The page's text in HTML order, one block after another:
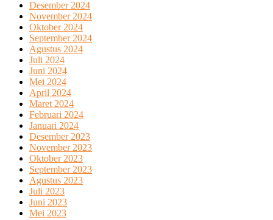
Desember 2024
November 2024
Oktober 2024
September 2024
Agustus 2024
Juli 2024
Juni 2024
Mei 2024
April 2024
Maret 2024
Februari 2024
Januari 2024
Desember 2023
November 2023
Oktober 2023
September 2023
Agustus 2023
Juli 2023
Juni 2023
Mei 2023